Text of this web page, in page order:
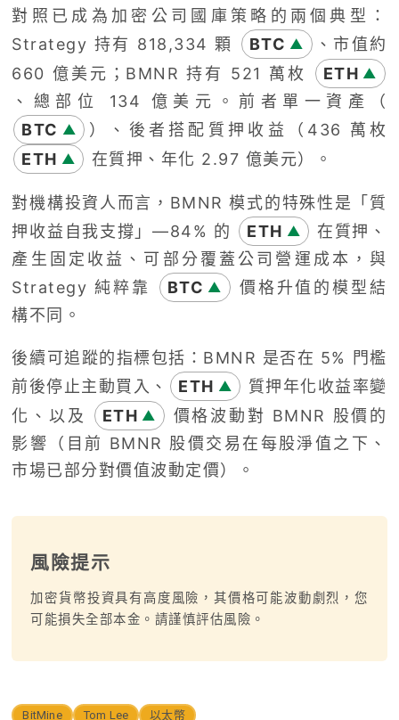
對照已成為加密公司國庫策略的兩個典型：
Strategy 持有 818,334 顆
BTC ▲
、市值約
660 億美元；BMNR 持有 521 萬枚
ETH ▲
、總部位 134 億美元。前者單一資產（
BTC ▲
）、後者搭配質押收益（436 萬枚
ETH ▲ 在質押、年化 2.97 億美元）。
對機構投資人而言，BMNR 模式的特殊性是「質
押收益自我支撐」—84% 的
ETH ▲
在質押、
產生固定收益、可部分覆蓋公司營運成本，與
Strategy 純粹靠
BTC ▲
價格升值的模型結
構不同。
後續可追蹤的指標包括：BMNR 是否在 5% 門檻
前後停止主動買入、
ETH ▲
質押年化收益率變
化、以及
ETH ▲
價格波動對 BMNR 股價的
影響（目前 BMNR 股價交易在每股淨值之下、
市場已部分對價值波動定價）。
風險提示
加密貨幣投資具有高度風險，其價格可能波動劇烈，您
可能損失全部本金。請謹慎評估風險。
BitMine Tom Lee 以太幣